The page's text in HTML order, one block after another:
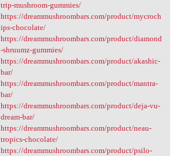
trip-mushroom-gummies/
https://dreammushroombars.com/product/mycroch
ips-chocolate/
https://dreammushroombars.com/product/diamond
-shruumz-gummies/
https://dreammushroombars.com/product/akashic-
bar/
https://dreammushroombars.com/product/mantra-
bar/
https://dreammushroombars.com/product/deja-vu-
dream-bar/
https://dreammushroombars.com/product/neau-
tropics-chocolate/
https://dreammushroombars.com/product/psilo-